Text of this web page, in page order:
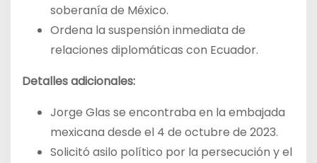
soberanía de México.
Ordena la suspensión inmediata de
relaciones diplomáticas con Ecuador.
Detalles adicionales:
Jorge Glas se encontraba en la embajada
mexicana desde el 4 de octubre de 2023.
Solicitó asilo político por la persecución y el